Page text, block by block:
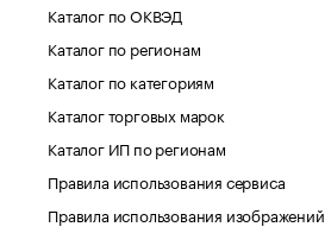
Каталог по ОКВЭД
Каталог по регионам
Каталог по категориям
Каталог торговых марок
Каталог ИП по регионам
Правила использования сервиса
Правила использования изображений